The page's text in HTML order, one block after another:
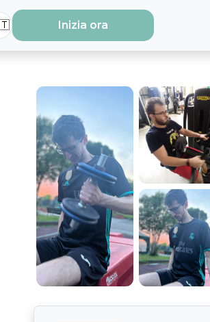
Inizia ora